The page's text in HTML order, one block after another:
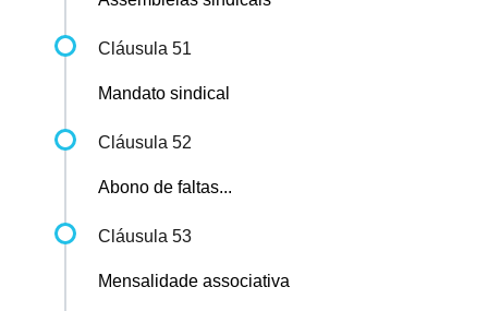
Cláusula 51
Mandato sindical
Cláusula 52
Abono de faltas...
Cláusula 53
Mensalidade associativa